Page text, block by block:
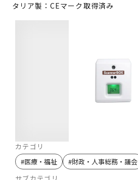
タリア製：CEマーク取得済み
カテゴリ
#医療・福祉 #財政・人事総務・議会